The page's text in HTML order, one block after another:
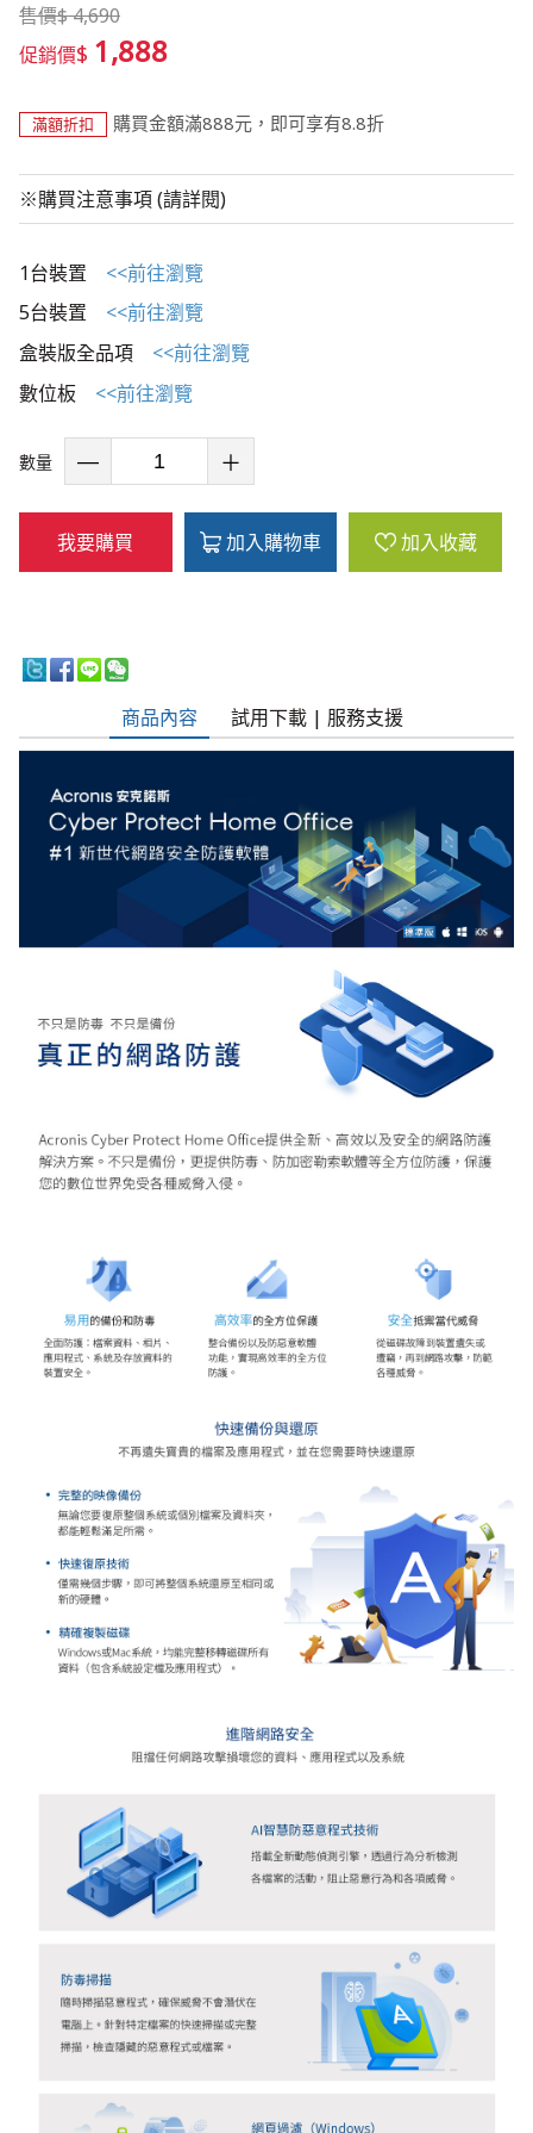
售價$4,690
促銷價$ 1,888
滿額折扣 購買金額滿888元，即可享有8.8折
※購買注意事項 (請詳閱)
1台裝置 <<前往瀏覽
5台裝置 <<前往瀏覽
盒裝版全品項 <<前往瀏覽
數位板 <<前往瀏覽
數量
我要購買 加入購物車 加入收藏
商品內容 試用下載 | 服務支援